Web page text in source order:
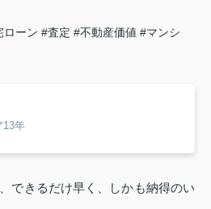
ローン #査定 #不動産価値 #マンシ
13年
できるだけ早く、しかも納得のい